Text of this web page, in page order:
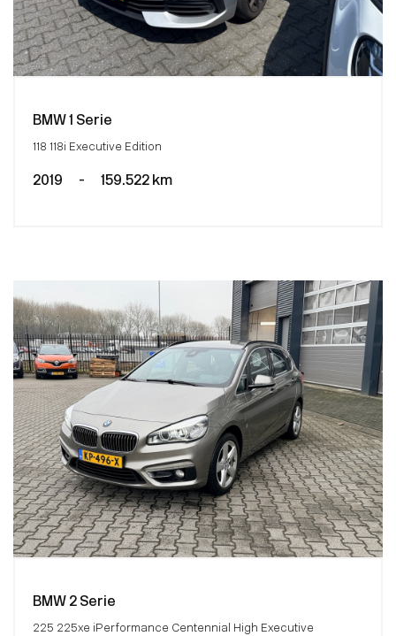
BMW 1 Serie
118 118i Executive Edition
2019 - 159.522 km
BMW 2 Serie
225 225xe iPerformance Centennial High Executive